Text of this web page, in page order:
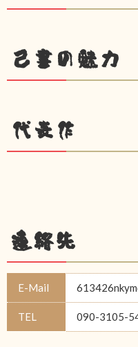
己書の魅力
代表作
連絡先
E-Mail
TEL 090-3105-